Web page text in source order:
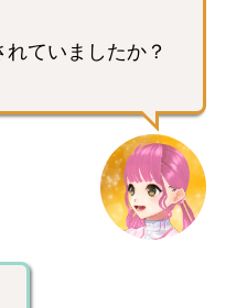
ていましたか？